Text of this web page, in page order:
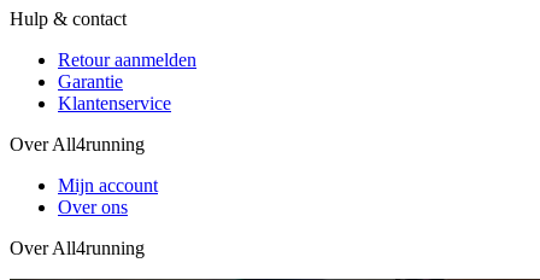
Hulp & contact
Retour aanmelden
Garantie
Klantenservice
Over All4running
Mijn account
Over ons
Over All4running